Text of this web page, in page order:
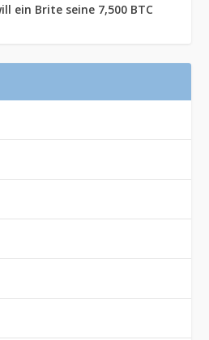
ein Brite seine 7,500 BTC